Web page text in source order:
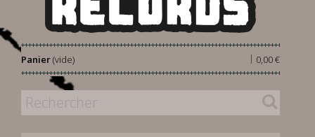
Panier 0,00 €
|
(vide)